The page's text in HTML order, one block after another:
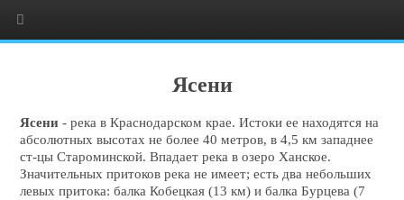
Ясени
Ясени- река в Краснодарском крае. Истоки ее находятся на
абсолютных высотах не более 40 метров, в 4,5 км западнее
ст-цы Староминской. Впадает река в озеро Ханское.
Значительных притоков река не имеет; есть два небольших
левых притока: балка Кобецкая (13 км) и балка Бурцева (7